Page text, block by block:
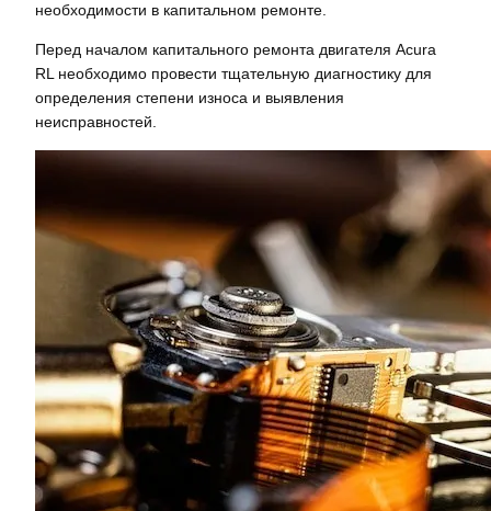
необходимости в капитальном ремонте.
Перед началом капитального ремонта двигателя Acura
RL необходимо провести тщательную диагностику для
определения степени износа и выявления
неисправностей.